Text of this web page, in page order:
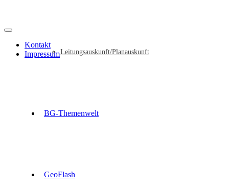
Leitungsauskunft/Planauskunft
BG-Themenwelt
GeoFlash
Kontakt
Impressum